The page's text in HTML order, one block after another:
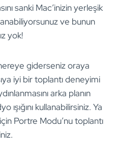
sanki Mac’inizin yerleşik
ve bunun
yok!
giderseniz oraya
iyi bir toplantı deneyimi
arka planın
ışığını kullanabilirsiniz. Ya
Portre Modu’nu toplantı